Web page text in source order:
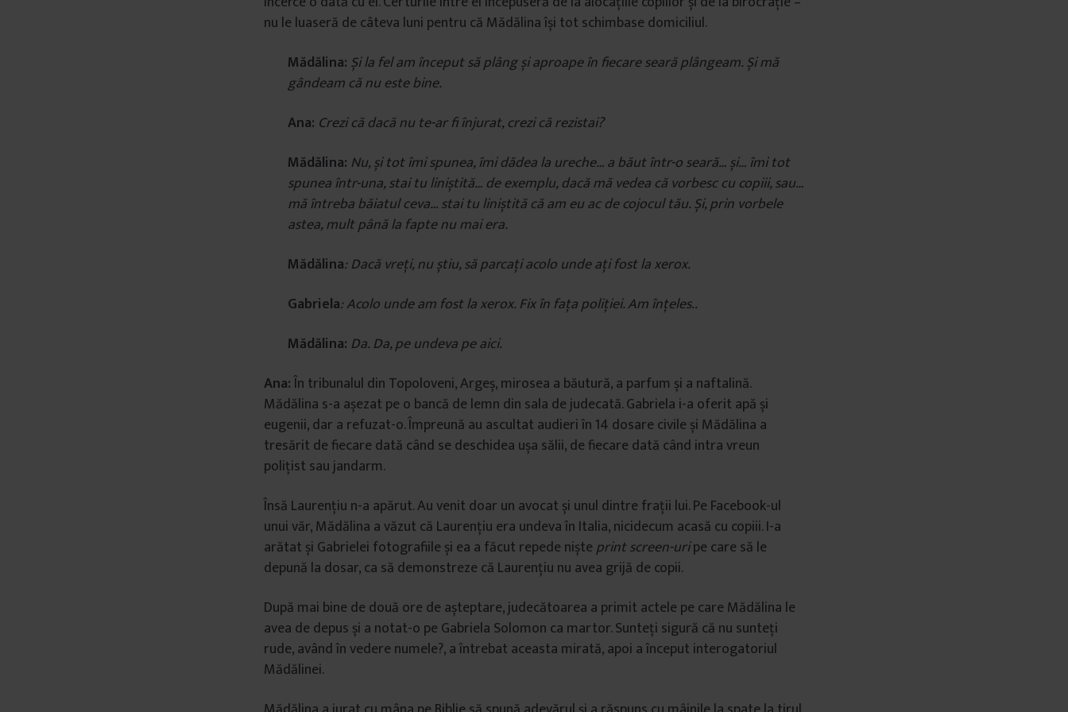
nu le luaseră de câteva luni pentru că Mădălina își tot schimbase domiciliul.
Mădălina: Și la felam început să plâng și aproape în fiecare seară plângeam. Și mă
gândeam că nu este bine.
Ana: Crezi că dacă nu te-ar fi înjurat, crezi că rezistai?
Mădălina: Nu, și tot îmi spunea, îmi dădea la ureche… a băut într-o seară… și… îmi tot
spunea într-una, stai tu liniștită… de exemplu, dacă mă vedea că vorbesc cu copiii, sau…
mă întreba băiatul ceva… stai tu liniștită că am eu ac de cojocul tău. Și, prin vorbele
astea, mult până la fapte nu mai era.
Mădălina: Dacă vreți, nu știu, să parcați acolo unde ați fost la xerox.
Gabriela: Acolo unde am fost la xerox. Fix în fața poliției. Am înțeles..
Mădălina: Da. Da, pe undeva pe aici.
Ana:În tribunalul din Topoloveni, Argeș, mirosea a băutură, a parfum și a naftalină.
Mădălina s-a așezat pe o bancă de lemn din sala de judecată. Gabriela i-a oferit apă și
eugenii, dar a refuzat-o. Împreună au ascultat audieri în 14 dosare civile și Mădălina a
tresărit de fiecare dată când se deschidea ușa sălii, de fiecare dată când intra vreun
polițist sau jandarm.
Însă Laurențiu n-a apărut. Au venit doar un avocat și unul dintre frații lui. Pe Facebook-ul
unui văr, Mădălina a văzut că Laurențiu era undeva în Italia, nicidecum acasă cu copiii. I-a
arătat și Gabrielei fotografiile și ea a făcut repede nișteprint screen-uripe care să le
depună la dosar, ca să demonstreze că Laurențiu nu avea grijă de copii.
După mai bine de două ore de așteptare, judecătoarea a primit actele pe care Mădălina le
avea de depus și a notat-o pe Gabriela Solomon ca martor. Sunteți sigură că nu sunteți
rude, având în vedere numele?, a întrebat aceasta mirată, apoi a început interogatoriul
Mădălinei.